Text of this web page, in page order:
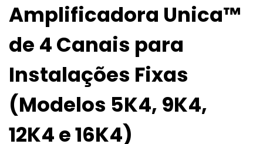
Amplificadora Unica™
de 4 Canais para
Instalações Fixas
(Modelos 5K4, 9K4,
12K4 e 16K4)